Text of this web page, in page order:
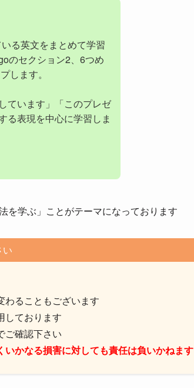
る英文をまとめて学習
のセクション2、6つめ
します。
ています」「このプレゼ
る表現を中心に学習しま
を学ぶ」ことがテーマになっております
い
わることもございます
しております
ご確認下さい
かなる損害に対しても責任は負いかねます